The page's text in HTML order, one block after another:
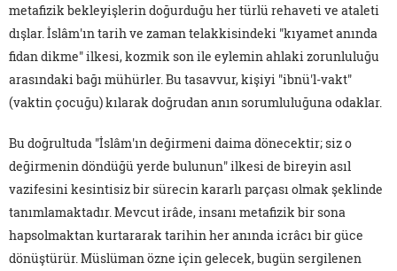
metafizik bekleyişlerin doğurduğu her türlü rehaveti ve ataleti
dışlar. İslâm'ın tarih ve zaman telakkisindeki "kıyamet anında
fidan dikme" ilkesi, kozmik son ile eylemin ahlaki zorunluluğu
arasındaki bağı mühürler. Bu tasavvur, kişiyi "ibnü'l-vakt"
(vaktin çocuğu) kılarak doğrudan anın sorumluluğuna odaklar.
Bu doğrultuda "İslâm'ın değirmeni daima dönecektir; siz o
değirmenin döndüğü yerde bulunun" ilkesi de bireyin asıl
vazifesini kesintisiz bir sürecin kararlı parçası olmak şeklinde
tanımlamaktadır. Mevcut irâde, insanı metafizik bir sona
hapsolmaktan kurtararak tarihin her anında icrâcı bir güce
dönüştürür. Müslüman özne için gelecek, bugün sergilenen